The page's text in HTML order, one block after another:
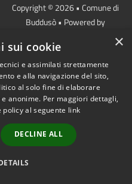
Copyright © 2026 • Comune di
Buddusò • Powered by
redazione
×
sui cookie
e assimilati strettamente
e alla navigazione del sito,
al solo fine di elaborare
anonime. Per maggiori dettagli,
al seguente link
DECLINE ALL